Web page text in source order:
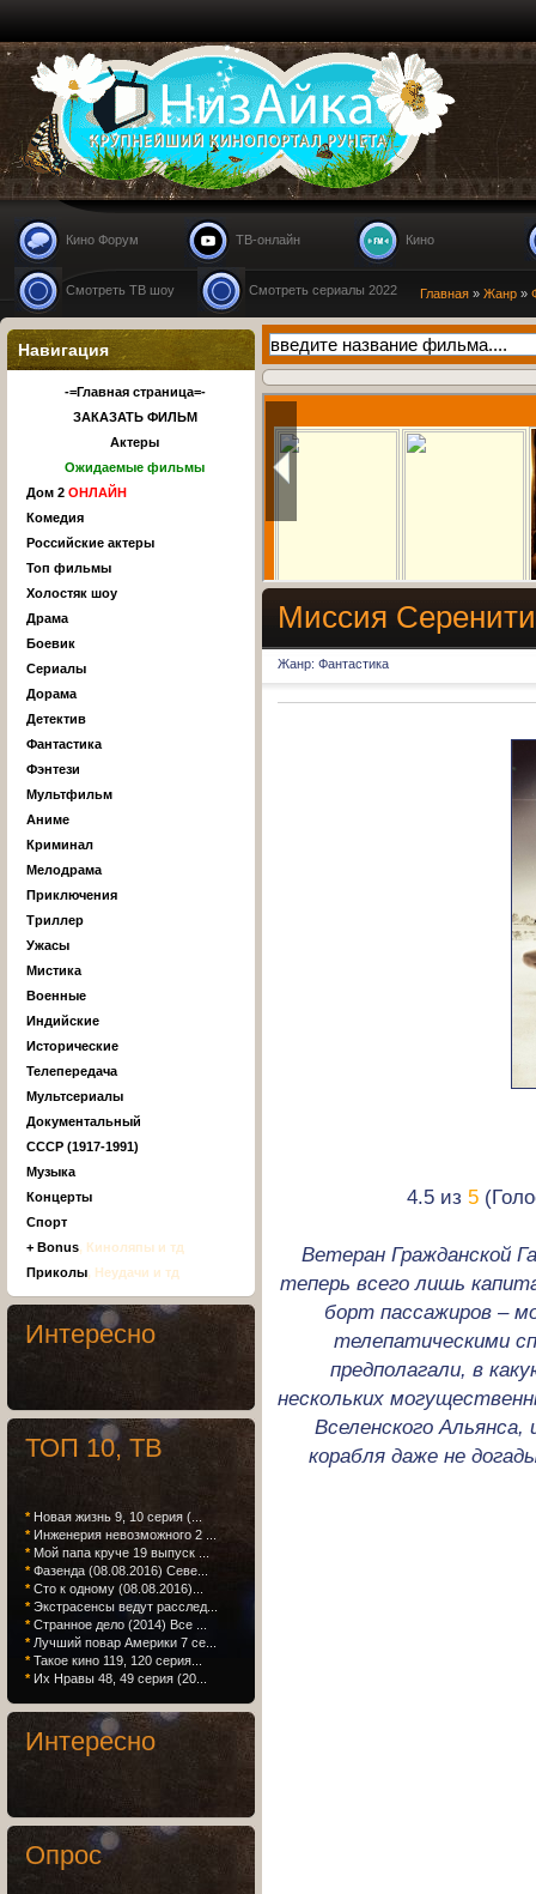
Nizaika.ru
Кино Форум ТВ-онлайн Кино
Смотреть ТВ шоу Смотреть сериалы 2022 Главная » Жанр »
Миссия
Жанр: Фантастика
4.5 из 5
Ветеран Гражданской
теперь всего лишь
борт пассажиров –
телепатическими
предполагали, в
нескольких
Вселенского
корабля даже не
Навигация
-=Главная страница=-
ЗАКАЗАТЬ ФИЛЬМ
Актеры
Ожидаемые фильмы
Дом 2 ОНЛАЙН
Комедия
Российские актеры
Топ фильмы
Холостяк шоу
Драма
Боевик
Сериалы
Дорама
Детектив
Фантастика
Фэнтези
Мультфильм
Аниме
Криминал
Мелодрама
Приключения
Триллер
Ужасы
Мистика
Военные
Индийские
Исторические
Телепередача
Мультсериалы
Документальный
СССР (1917-1991)
Музыка
Концерты
Спорт
+ Bonus, Киноляпы и тд
Приколы, Неудачи и тд
Интересно
ТОП 10, ТВ
* Новая жизнь 9, 10 серия (...
* Инженерия невозможного 2 ...
* Мой папа круче 19 выпуск ...
* Фазенда (08.08.2016) Севе...
* Сто к одному (08.08.2016)...
* Экстрасенсы ведут расслед...
* Странное дело (2014) Все ...
* Лучший повар Америки 7 се...
* Такое кино 119, 120 серия...
* Их Нравы 48, 49 серия (20...
Интересно
Опрос